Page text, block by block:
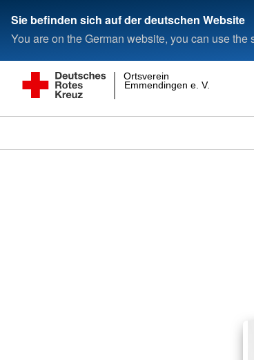
Sie befinden sich auf der deutschen Website
You are on the German website, you can use
Emmendingen e. V.
Ortsverein